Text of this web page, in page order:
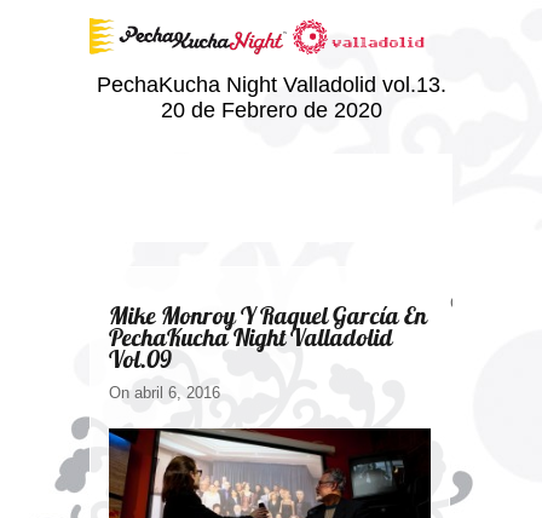
PechaKucha Night Valladolid vol.13.
20 de Febrero de 2020
Mike Monroy Y Raquel García En
PechaKucha Night Valladolid
Vol.09
On abril 6, 2016
Comments